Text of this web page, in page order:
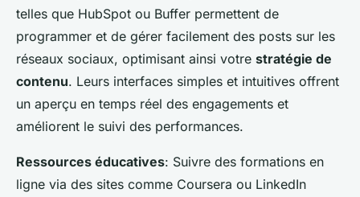
telles que HubSpot ou Buffer permettent de
programmer et de gérer facilement des posts sur les
réseaux sociaux, optimisant ainsi votre stratégie de
contenu. Leurs interfaces simples et intuitives offrent
un aperçu en temps réel des engagements et
améliorent le suivi des performances.
Ressources éducatives: Suivre des formations en
ligne via des sites comme Coursera ou LinkedIn